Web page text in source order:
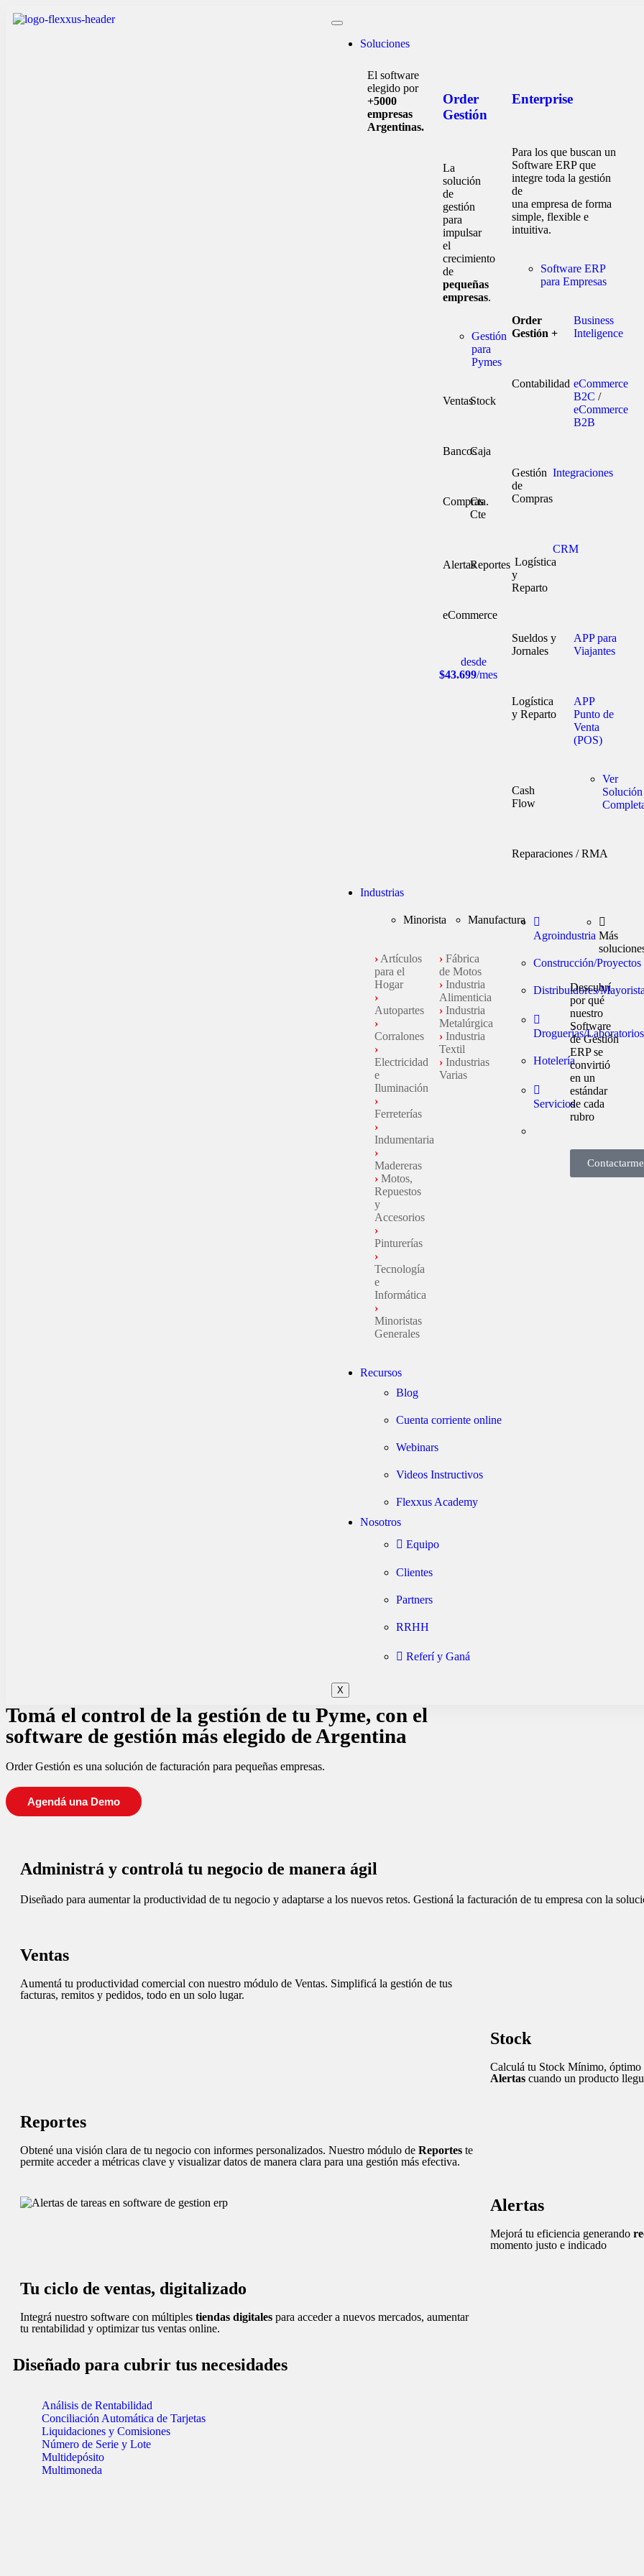
Soluciones
El software
elegido por
+5000
empresas
Argentinas.
Order
Gestión
La
solución
de
gestión
para
impulsar
el
crecimiento
de
pequeñas
empresas.
Gestión
para
Pymes
VentasStock
BancosCaja
Compras
Cta.
Cte
AlertasReportes
eCommerce
desde
$43.699/mes
Enterprise
Para los que buscan un
Software ERP que
integre toda la gestión
de
una empresa de forma
simple, flexible e
intuitiva.
Software ERP
para Empresas
Order
Gestión +
Business
Inteligence
Contabilidad eCommerce
B2C /
eCommerce
B2B
Gestión
de
Compras
Integraciones
Logística
y
Reparto
CRM
Sueldos y
Jornales
APP para
Viajantes
Logística
y Reparto
APP
Punto de
Venta
(POS)
Cash
Flow
Ver
Solución
Reparaciones / RMA
Industrias
Minorista
›Artículos
para el
Hogar
›
Autopartes
›
Corralones
›
Electricidad
e
Iluminación
›
Ferreterías
›
Indumentaria
›
Madereras
› Motos,
Repuestos
y
Accesorios
›
Pinturerías
›
Tecnología
e
Informática
›
Minoristas
Generales
Manufactura
› Fábrica
de Motos
› Industria
Alimenticia
› Industria
Metalúrgica
› Industria
Textil
› Industrias
Varias
Agroindustria
Construcción/Proyectos
Distribuidores/
Droguerías/Laboratorios
Hotelería
Servicios
Más
Descubrí
por qué
nuestro
Software
de Gestión
ERP se
convirtió
en un
estándar
de cada
rubro
Contactarme
Recursos
Blog
Cuenta corriente online
Webinars
Videos Instructivos
Flexxus Academy
Nosotros
Equipo
Clientes
Partners
RRHH
Referí y Ganá
X
Tomá el control de la gestión de tu Pyme, con el
software de gestión más elegido de Argentina
Order Gestión es una solución de facturación para pequeñas empresas.
Agendá una Demo
Administrá y controlá tu negocio de manera ágil
Diseñado para aumentar la productividad de tu negocio y adaptarse a los nuevos retos. Gestioná la facturación de tu empresa con la
Ventas
Aumentá tu productividad comercial con nuestro módulo de Ventas. Simplificá la gestión de tus
facturas, remitos y pedidos, todo en un solo lugar.
Stock
Calculá tu Stock Mínimo, óptimo
Alertas cuando un producto
Reportes
Obtené una visión clara de tu negocio con informes personalizados. Nuestro módulo de Reportes te
permite acceder a métricas clave y visualizar datos de manera clara para una gestión más efectiva.
Alertas
Mejorá tu eficiencia generando
momento justo e indicado
Tu ciclo de ventas, digitalizado
Integrá nuestro software con múltiples tiendas digitales para acceder a nuevos mercados, aumentar
tu rentabilidad y optimizar tus ventas online.
Diseñado para cubrir tus necesidades
Análisis de Rentabilidad
Conciliación Automática de Tarjetas
Liquidaciones y Comisiones
Número de Serie y Lote
Multidepósito
Multimoneda